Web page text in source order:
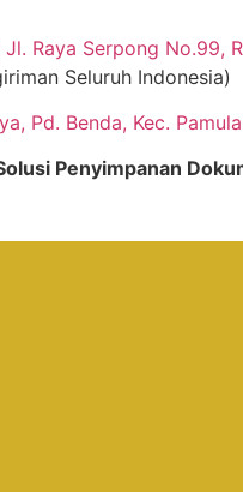
Raya Serpong No.99,
Seluruh Indonesia)
Pd. Benda, Kec.
Penyimpanan